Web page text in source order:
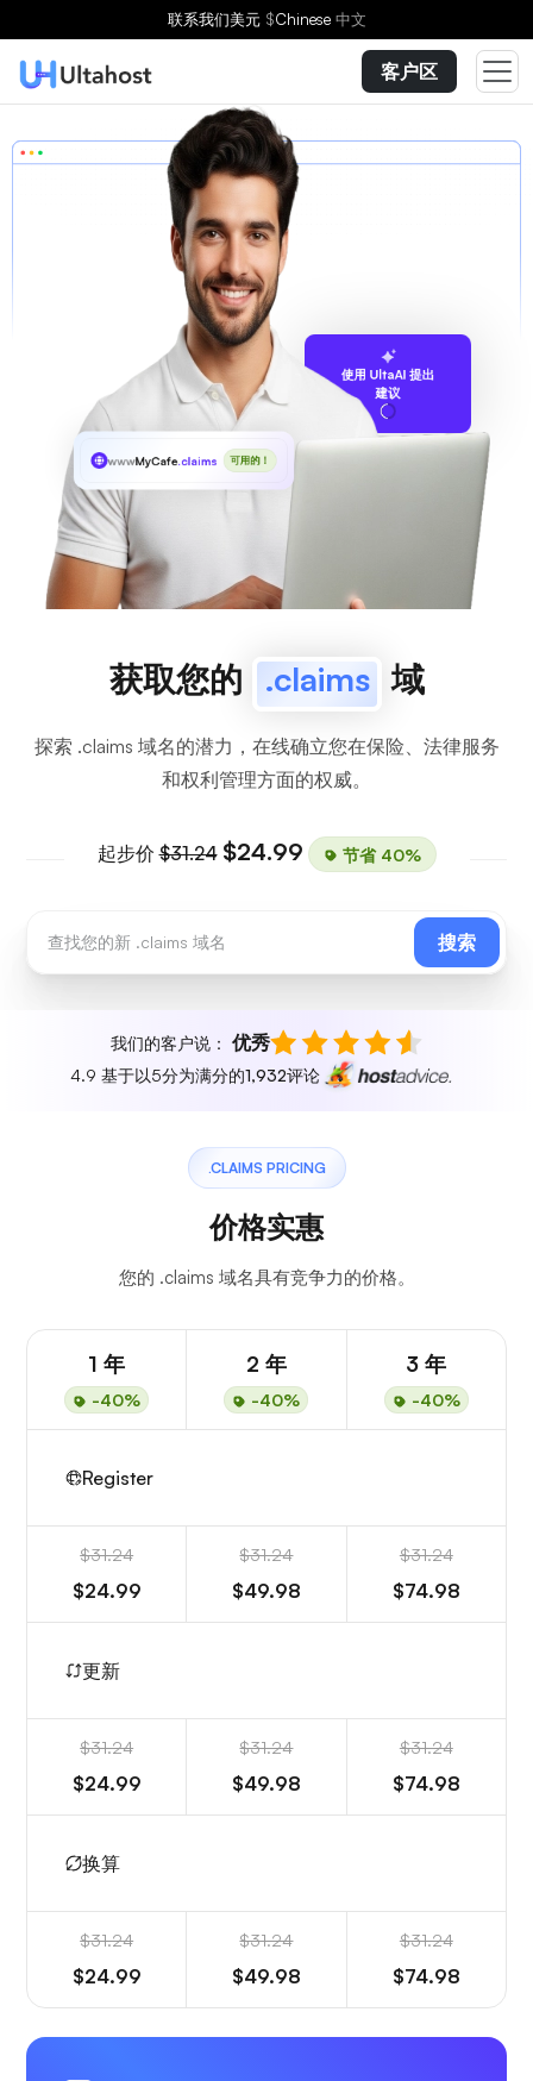
联系我们美元 $Chinese 中文
客户区
使用 UltaAI 提出
建议
wwwMyCafe.claims 可用的！
获取您的 .claims 域
探索 .claims 域名的潜力，在线确立您在保险、法律服务
和权利管理方面的权威。
起步价$31.24 $24.99 节省 40%
搜索
我们的客户说： 优秀
4.9 基于以5分为满分的1,932评论
.CLAIMS PRICING
价格实惠
您的 .claims 域名具有竞争力的价格。
1 年
-40%
2 年
-40%
3 年
-40%
Register
$31.24
$24.99
$31.24
$49.98
$31.24
$74.98
更新
$31.24
$24.99
$31.24
$49.98
$31.24
$74.98
换算
$31.24
$24.99
$31.24
$49.98
$31.24
$74.98